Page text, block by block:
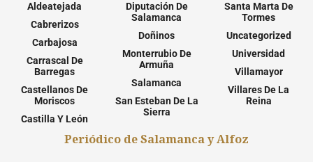
Aldeatejada
Cabrerizos
Carbajosa
Carrascal De
Barregas
Castellanos De
Moriscos
Castilla Y León
Diputación De
Salamanca
Doñinos
Monterrubio De
Armuña
Salamanca
San Esteban De La
Sierra
Santa Marta De
Tormes
Uncategorized
Universidad
Villamayor
Villares De La
Reina
Periódico de Salamanca y Alfoz